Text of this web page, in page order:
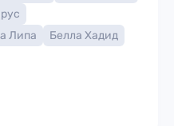
Липа
Белла Хадид